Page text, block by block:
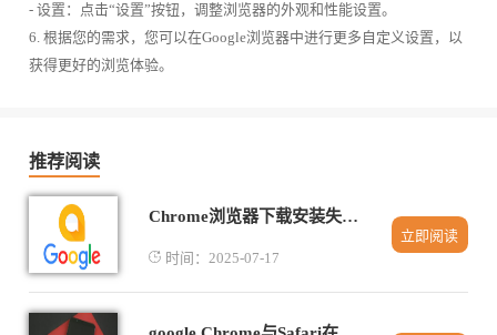
- 设置：点击“设置”按钮，调整浏览器的外观和性能设置。
6. 根据您的需求，您可以在Google浏览器中进行更多自定义设置，以
获得更好的浏览体验。
推荐阅读
Chrome浏览器下载安装失败提示参数错误的解决方法
时间：2025-07-17
立即阅读